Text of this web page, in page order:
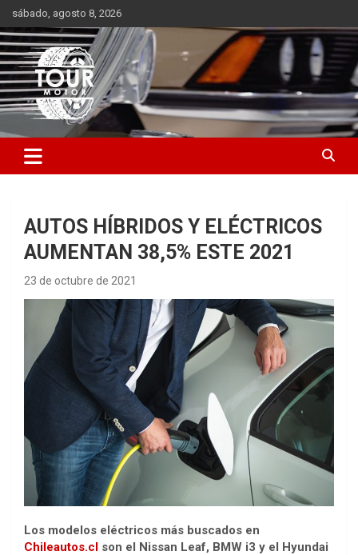
Saltar
al
contenido
sábado, agosto 8, 2026
Tour Motor
Plataforma de contenido audiovisual para el sector automotriz
AUTOS HÍBRIDOS Y ELÉCTRICOS
AUMENTAN 38,5% ESTE 2021
23 de octubre de 2021
Los modelos eléctricos más buscados en
Chileautos.cl son el Nissan Leaf, BMW i3 y el Hyundai